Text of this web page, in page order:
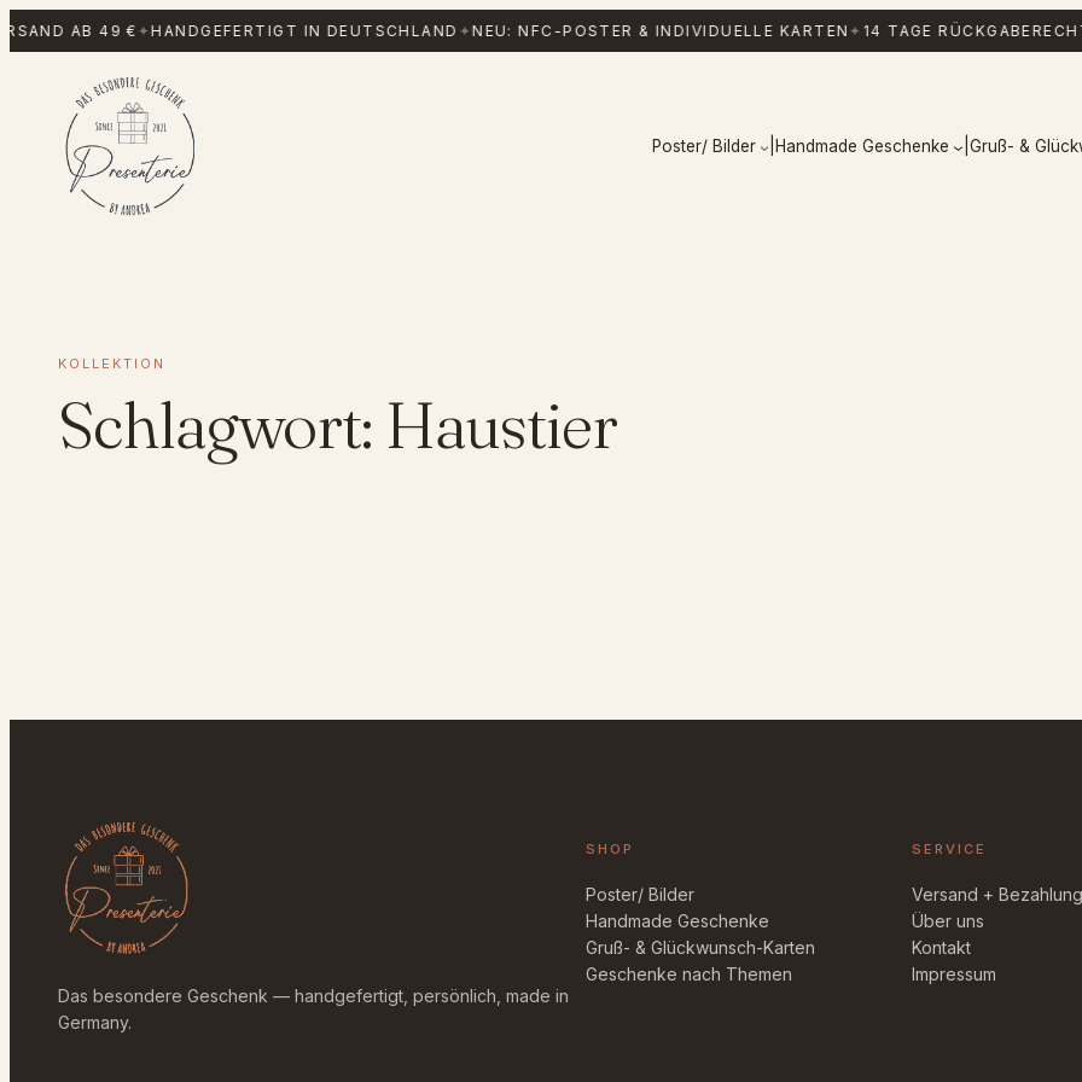
Zum
Inhalt
AB 49 €✦HANDGEFERTIGT IN DEUTSCHLAND✦NEU: NFC-POSTER & INDIVIDUELLE KARTEN✦14 TAGE
Poster/ Bilder Handmade Geschenke Gruß- &
KOLLEKTION
Schlagwort: Haustier
Das besondere Geschenk — handgefertigt, persönlich, made in
Germany.
SHOP
Poster/ Bilder
Handmade Geschenke
Gruß- & Glückwunsch-Karten
Geschenke nach Themen
SERVICE
Versand + Bezahlung
Über uns
Kontakt
Impressum